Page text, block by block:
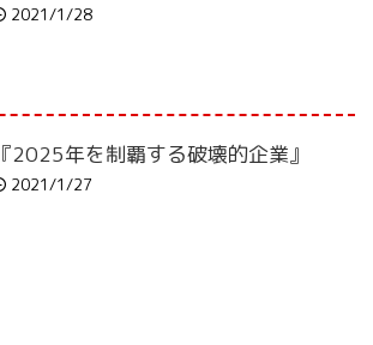
2021/1/28
『2025年を制覇する破壊的企業』
2021/1/27